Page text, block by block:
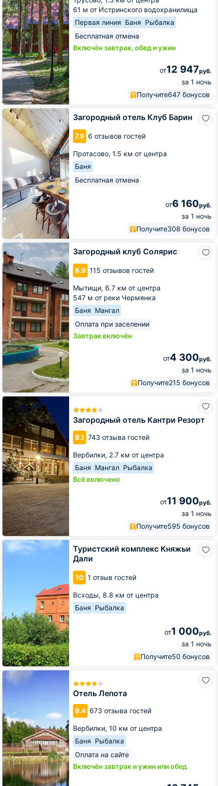
61 м от Истринского водохранилища
Первая линия Баня Рыбалка
Бесплатная отмена
Включён завтрак, обед и ужин
от12 947руб.
за 1 ночь
Получите647 бонусов
Загородный отель Клуб Барин
7.9 6 отзывов гостей
Протасово, 1.5 км от центра
Баня
Бесплатная отмена
от6 160руб.
за 1 ночь
Получите308 бонусов
Загородный
отель
Клуб
Загородный клуб Солярис
8.9 115 отзывов гостей
Мытищи, 6.7 км от центра
547 м от реки Чермянка
Баня Мангал
Оплата при заселении
Завтрак включён
от4 300руб.
за 1 ночь
Получите215 бонусов
Загородный
клуб
Солярис
Загородный отель Кантри Резорт
9.1 743 отзыва гостей
Вербилки, 2.7 км от центра
Баня Мангал Рыбалка
Всё включено
от11 900руб.
за 1 ночь
Получите595 бонусов
Загородный
отель
Кантри
Резорт
Туристский комплекс Княжьи
Дали
10 1 отзыв гостей
Всходы, 8.8 км от центра
Баня Рыбалка
от1 000руб.
за 1 ночь
Получите50 бонусов
Туристский
комплекс
Отель Лепота
9.4 673 отзыва гостей
Вербилки, 10 км от центра
Баня Рыбалка
Оплата на сайте
Включён завтрак и ужин или обед
Отель
Лепота